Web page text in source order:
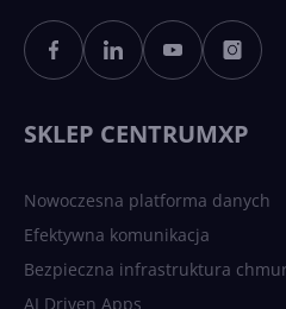
SKLEP CENTRUMXP
Nowoczesna platforma danych
Efektywna komunikacja
Bezpieczna infrastruktura
AI Driven Apps